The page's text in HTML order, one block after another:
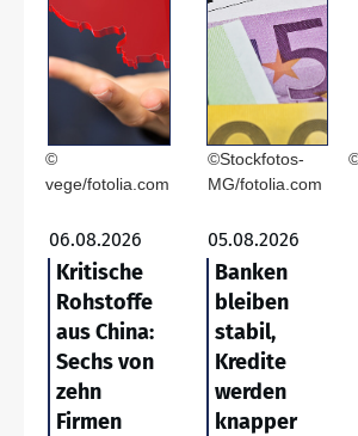
©
vege/fotolia.com
06.08.2026
Kritische
Rohstoffe
aus China:
Sechs von
zehn
Firmen
©Stockfotos-
MG/fotolia.com
05.08.2026
Banken
bleiben
stabil,
Kredite
werden
knapper